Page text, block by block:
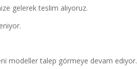
gelerek teslim alıyoruz.
modeller talep görmeye devam ediyor.